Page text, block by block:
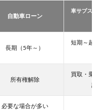
自動車ローン
車サブスクリ
長期（5年～）
短期～超長期
所有権解除
買取・乗換・
譲渡
必要な場合が多い